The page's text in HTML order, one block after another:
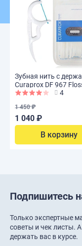
Зубная нить с
Curaprox DF 967
30 шт
4
1 450 ₽
1 040 ₽
В корзину
Подпишитесь
Только экспертные
советы и чек листы.
держать вас в курсе.